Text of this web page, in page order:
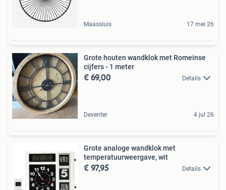
Maassluis 17 mei 26
Grote houten wandklok met Romeinse
cijfers - 1 meter
€ 69,00 Details
Deventer 4 jul 26
Grote analoge wandklok met
temperatuurweergave, wit
€ 97,95 Details